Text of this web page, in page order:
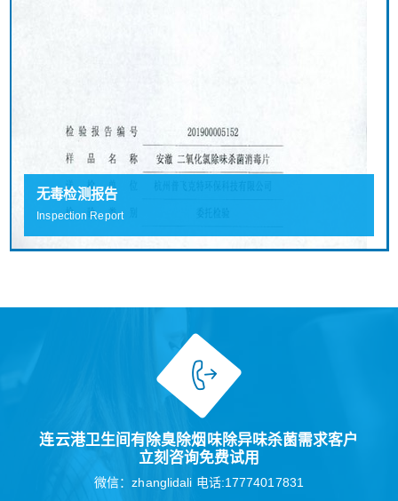
无毒检测报告
Inspection Report
连云港卫生间有除臭除烟味除异味杀菌需求客户
立刻咨询免费试用
微信：zhanglidali 电话:17774017831